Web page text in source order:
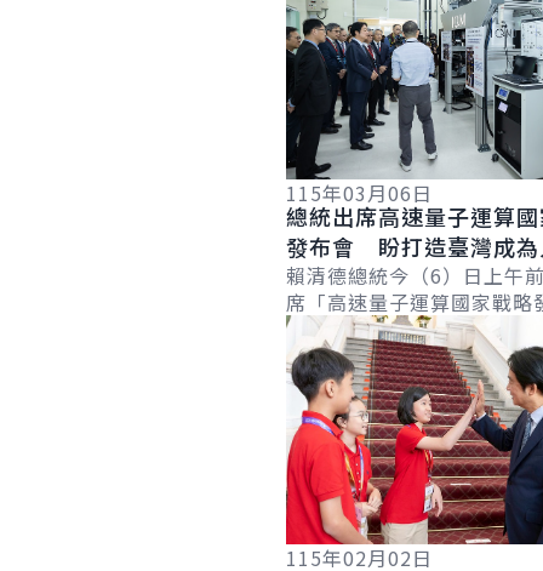
115年03月06日
總統出席高速量子運算
發布會 盼打造臺灣成為
慧時代創新創業的生態
國際競爭力
賴清德總統今（6）日上午
席「高速量子運算國家戰略
時表示，為迎接科技的新浪
提出結合人工智慧與量子運
新十大建...
詳細內容
115年02月02日